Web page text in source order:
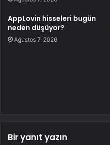
AppLovin hisseleri bugün
neden düşüyor?
Ağustos 7, 2026
Bir yanıt yazın